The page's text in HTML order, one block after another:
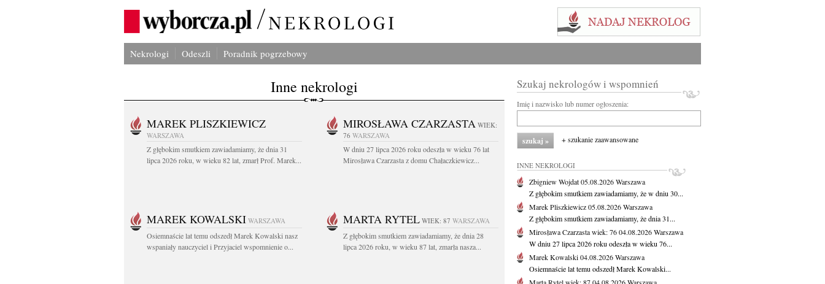
Nekrologi Odeszli Poradnik pogrzebowy
Inne nekrologi
MAREK PLISZKIEWICZ
WARSZAWA
Z głębokim smutkiem zawiadamiamy, że dnia 31
lipca 2026 roku, w wieku 82 lat, zmarł Prof. Marek...
MIROSŁAWA CZARZASTA WIEK:
76 WARSZAWA
W dniu 27 lipca 2026 roku odeszła w wieku 76 lat
Mirosława Czarzasta z domu Chałaczkiewicz...
MAREK KOWALSKI WARSZAWA
Osiemnaście lat temu odszedł Marek Kowalski nasz
wspaniały nauczyciel i Przyjaciel wspomnienie o...
MARTA RYTEL WIEK: 87 WARSZAWA
Z głębokim smutkiem zawiadamiamy, że dnia 28
lipca 2026 roku, w wieku 87 lat, zmarła nasza...
Szukaj nekrologów i wspomnień
Imię i nazwisko lub numer ogłoszenia:
+ szukanie zaawansowane
INNE NEKROLOGI
Zbigniew Wojdat05.08.2026Warszawa
Z głębokim smutkiem zawiadamiamy, że w dniu 30...
Marek Pliszkiewicz05.08.2026Warszawa
Z głębokim smutkiem zawiadamiamy, że dnia 31...
Mirosława Czarzastawiek: 7604.08.2026Warszawa
W dniu 27 lipca 2026 roku odeszła w wieku 76...
Marek Kowalski04.08.2026Warszawa
Osiemnaście lat temu odszedł Marek Kowalski...